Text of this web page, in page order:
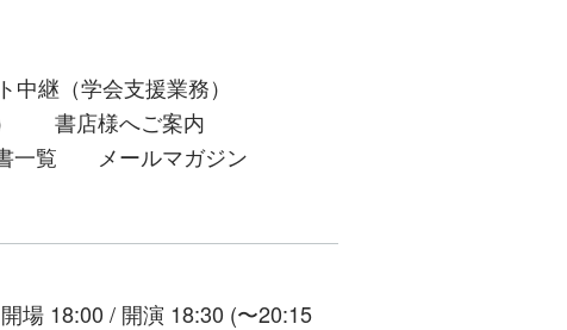
継（学会支援業務）
書店様へご案内
一覧
メールマガジン
場 18:00 / 開演 18:30 (〜20:15